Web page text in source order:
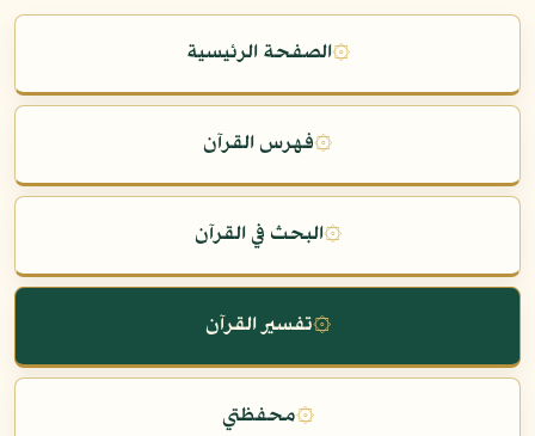
۞الصفحة الرئيسية
۞فهرس القرآن
۞البحث في القرآن
۞تفسير القرآن
۞محفظتي